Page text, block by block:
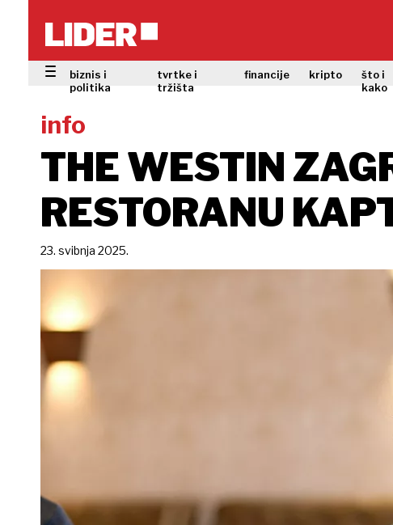
biznis i
politika
tvrtke i
tržišta
financije kripto
što i
kako
info
THE WESTIN
RESTORANU
23. svibnja 2025.